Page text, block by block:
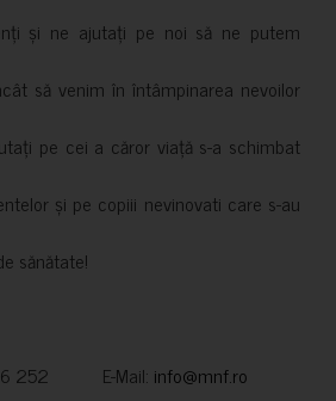
și ne ajutați pe noi să ne putem
să venim în întâmpinarea nevoilor
pe cei a căror viață s-a schimbat
și pe copiii nevinovati care s-au
sănătate!
252 E-Mail: info@mnf.ro